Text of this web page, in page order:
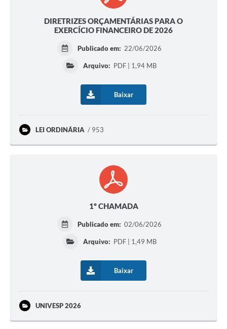
DIRETRIZES ORÇAMENTÁRIAS PARA O
EXERCÍCIO FINANCEIRO DE 2026
Publicado em: 22/06/2026
Arquivo: PDF | 1,94 MB
Baixar
LEI ORDINÁRIA 953
1º CHAMADA
Publicado em: 02/06/2026
Arquivo: PDF | 1,49 MB
Baixar
UNIVESP 2026